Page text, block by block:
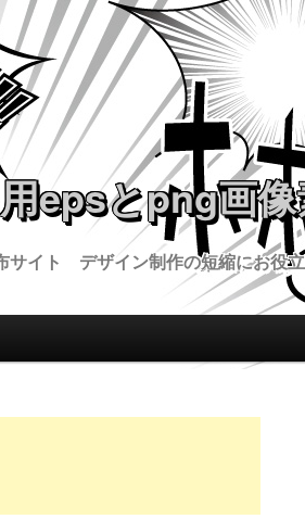
epsとpng画
サイト デザイン制作の短縮にお役